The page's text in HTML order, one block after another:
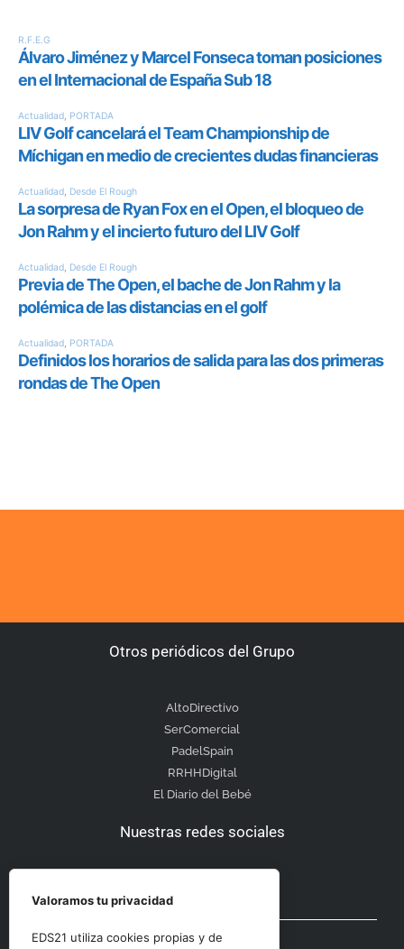
Otros periódicos del Grupo
AltoDirectivo
SerComercial
PadelSpain
RRHHDigital
El Diario del Bebé
Nuestras redes sociales
Otras secciones
Valoramos tu privacidad
EDS21 utiliza cookies propias y de